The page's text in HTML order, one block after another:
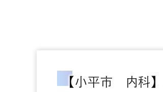
【小平市 内科